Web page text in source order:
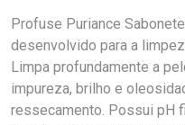
Profuse Puriance
desenvolvido para a
Limpa profundamente a
impureza, brilho e
ressecamento. Possui pH